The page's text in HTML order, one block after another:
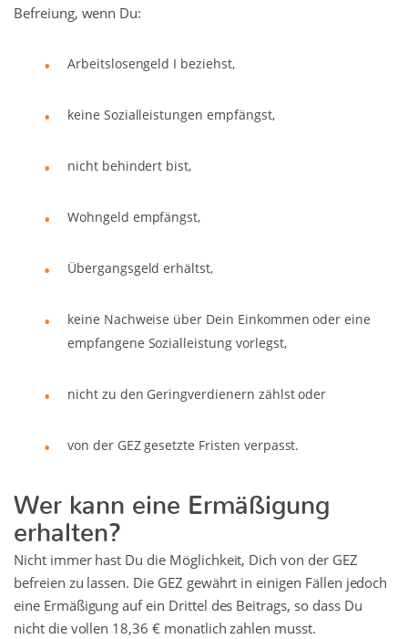
Befreiung, wenn Du:
Arbeitslosengeld I beziehst,
keine Sozialleistungen empfängst,
nicht behindert bist,
Wohngeld empfängst,
Übergangsgeld erhältst,
keine Nachweise über Dein Einkommen oder eine
empfangene Sozialleistung vorlegst,
nicht zu den Geringverdienern zählst oder
von der GEZ gesetzte Fristen verpasst.
Wer kann eine Ermäßigung
erhalten?
Nicht immer hast Du die Möglichkeit, Dich von der GEZ
befreien zu lassen. Die GEZ gewährt in einigen Fällen jedoch
eine Ermäßigung auf ein Drittel des Beitrags, so dass Du
nicht die vollen 18,36 € monatlich zahlen musst.